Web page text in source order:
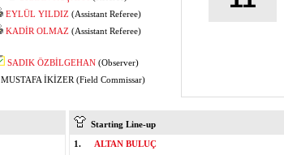
EYLÜL YILDIZ (Assistant Referee)
KADİR OLMAZ (Assistant Referee)
SADIK ÖZBİLGEHAN (Observer)
MUSTAFA İKİZER (Field Commissar)
Starting Line-up
1.
ALTAN BULUÇ